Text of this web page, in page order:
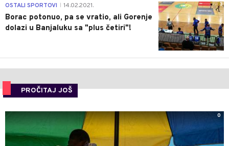
3
OSTALI SPORTOVI 14.02.2021.
Borac potonuo, pa se vratio, ali Gorenje
dolazi u Banjaluku sa "plus četiri"!
PROČITAJ JOŠ
0